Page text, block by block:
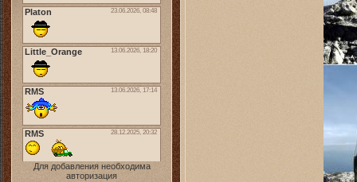
Для добавления необходима
авторизация